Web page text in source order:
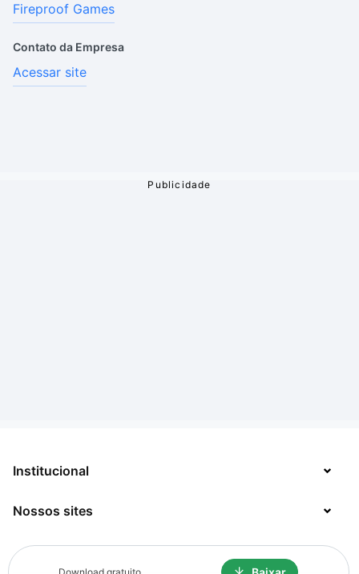
Fireproof Games
Contato da Empresa
Acessar site
Institucional
Sobre
Contato
Nossos sites
TecMundo